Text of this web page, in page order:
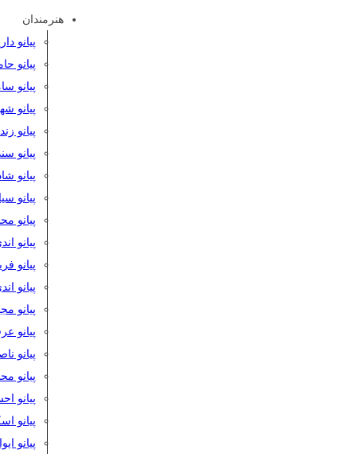
هنرمندان
پیانو
پیانو
پیانو
پیانو
پیانو
پیانو
پیانو
پیانو
پیانو
پیانو
پیانو
پیانو
پیانو
پیانو
پیانو
پیانو
پیانو
پیانو
پیانو